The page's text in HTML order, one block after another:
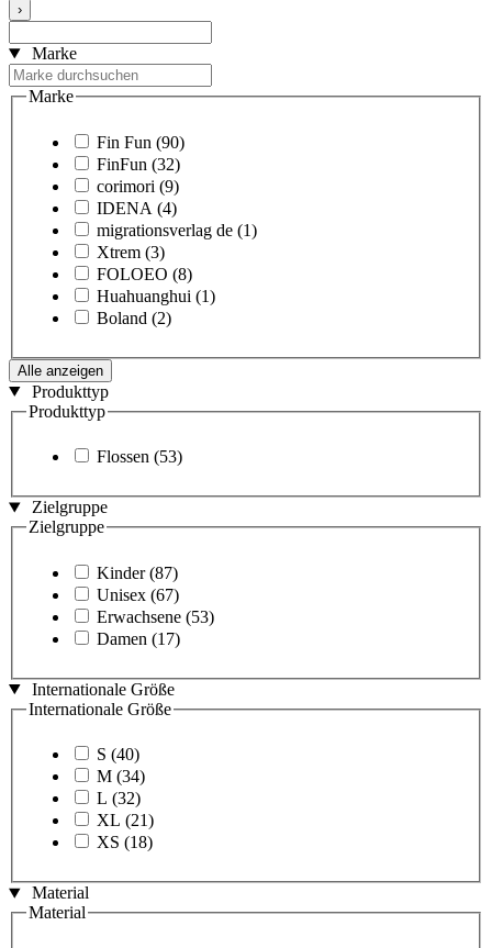
›
Marke
Marke
Fin Fun (90)
FinFun (32)
corimori (9)
IDENA (4)
migrationsverlag de (1)
Xtrem (3)
FOLOEO (8)
Huahuanghui (1)
Boland (2)
Alle anzeigen
Produkttyp
Produkttyp
Flossen (53)
Zielgruppe
Zielgruppe
Kinder (87)
Unisex (67)
Erwachsene (53)
Damen (17)
Internationale Größe
Internationale Größe
S (40)
M (34)
L (32)
XL (21)
XS (18)
Material
Material